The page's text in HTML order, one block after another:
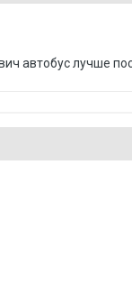
автобус лучше